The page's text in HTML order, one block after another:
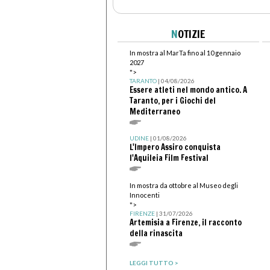
NOTIZIE
In mostra al MarTa fino al 10 gennaio
2027
">
TARANTO| 04/08/2026
Essere atleti nel mondo antico. A
Taranto, per i Giochi del
Mediterraneo
UDINE| 01/08/2026
L'Impero Assiro conquista
l'Aquileia Film Festival
In mostra da ottobre al Museo degli
Innocenti
">
FIRENZE| 31/07/2026
Artemisia a Firenze, il racconto
della rinascita
LEGGI TUTTO >